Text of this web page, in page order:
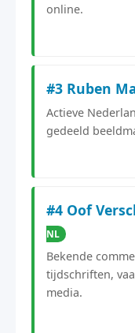
online.
#3 Ruben
Actieve
gedeeld
#4 Oof
NL
Bekende
tijdschriften,
media.